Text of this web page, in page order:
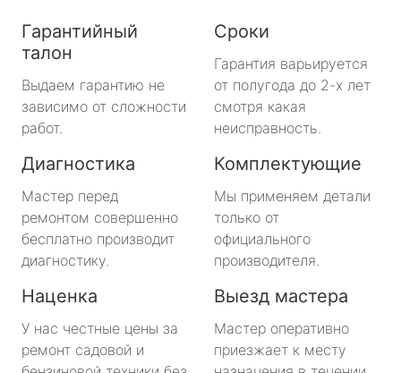
Гарантийный
талон
Выдаем гарантию не
зависимо от сложности
работ.
Сроки
Гарантия варьируется
от полугода до 2-х лет
смотря какая
неисправность.
Диагностика
Мастер перед
ремонтом совершенно
бесплатно производит
диагностику.
Комплектующие
Мы применяем детали
только от
официального
производителя.
Наценка
У нас честные цены за
ремонт садовой и
Выезд мастера
Мастер оперативно
приезжает к месту